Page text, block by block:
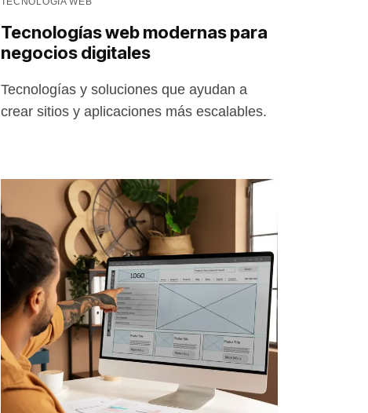
Tecnologías web modernas para
negocios digitales
Tecnologías y soluciones que ayudan a
crear sitios y aplicaciones más escalables.